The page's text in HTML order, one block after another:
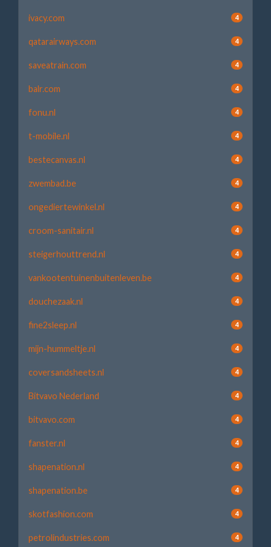
ivacy.com 4
qatarairways.com 4
saveatrain.com 4
balr.com 4
fonu.nl 4
t-mobile.nl 4
bestecanvas.nl 4
zwembad.be 4
ongediertewinkel.nl 4
croom-sanitair.nl 4
steigerhouttrend.nl 4
vankootentuinenbuitenleven.be 4
douchezaak.nl 4
fine2sleep.nl 4
mijn-hummeltje.nl 4
coversandsheets.nl 4
Bitvavo Nederland 4
bitvavo.com 4
fanster.nl 4
shapenation.nl 4
shapenation.be 4
skotfashion.com 4
petrolindustries.com 4